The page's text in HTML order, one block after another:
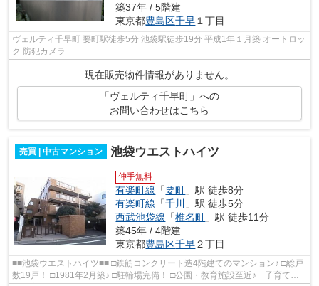
築37年 / 5階建
東京都豊島区千早 １丁目
ヴェルティ千早町 要町駅徒歩5分 池袋駅徒歩19分 平成1年１月築 オートロッ
ク 防犯カメラ
現在販売物件情報がありません。
「ヴェルティ千早町」への
お問い合わせはこちら
売買 | 中古マンション 池袋ウエストハイツ
仲手無料
有楽町線 「要町 」駅 徒歩8分
有楽町線 「千川
」駅 徒歩5分
西武池袋線 「椎名町 」駅 徒歩11分
築45年 / 4階建
東京都豊島区千早２丁目
■■池袋ウエストハイツ■■ □鉄筋コンクリート造4階建てのマンション♪ □総戸
数19戸！ □1981年2月築♪ □駐輪場完備！ □公園・教育施設至近♪ 子育てに